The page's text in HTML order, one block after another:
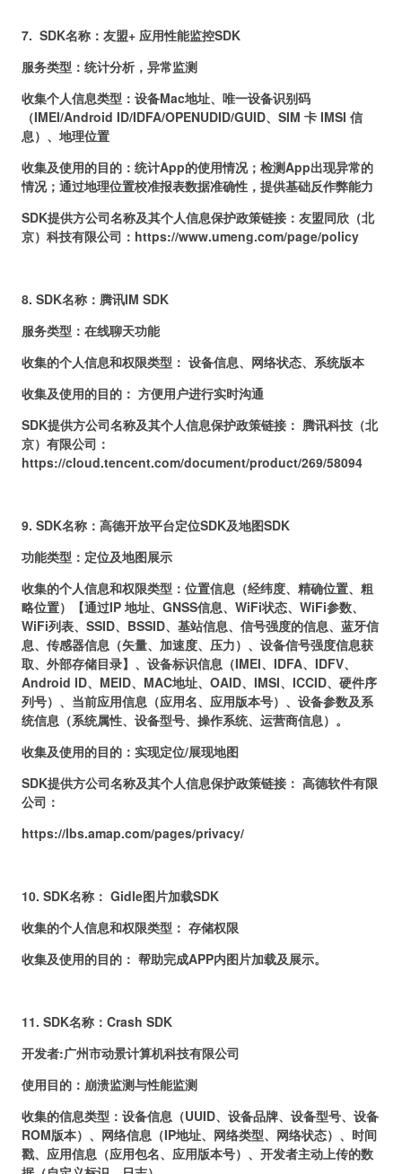
7. SDK名称： 友盟+ 应用性能监控SDK
服务类型：统计分析，异常监测
收集个人信息类型：设备Mac地址、唯一设备识别码
（IMEI/Android ID/IDFA/OPENUDID/GUID、SIM 卡 IMSI 信
息） 、地理位置
收集及使用的目的： 统计App的使用情况；检测App出现异常的
情况；通过地理位置校准报表数据准确性，提供基础反作弊能力
SDK提供方公司名称及其个人信息保护政策链接：友盟同欣（北
京）科技有限公司： https://www.umeng.com/page/policy
8. SDK名称： 腾讯IM SDK
服务类型： 在线聊天功能
收集的个人信息和权限类型： 设备信息、网络状态、系统版本
收集及使用的目的： 方便用户进行实时沟通
SDK提供方公司名称及其个人信息保护政策链接： 腾讯科技（北
京）有限公司：
https://cloud.tencent.com/document/product/269/58094
9. SDK名称： 高德开放平台定位SDK及地图SDK
功能类型：定位及地图展示
收集的个人信息和权限类型： 位置信息（经纬度、精确位置、粗
略位置）【通过IP 地址、GNSS信息、WiFi状态、WiFi参数、
WiFi列表、SSID、BSSID、基站信息、信号强度的信息、蓝牙信
息、传感器信息（矢量、加速度、压力）、设备信号强度信息获
取、外部存储目录】、设备标识信息（IMEI、IDFA、IDFV、
Android ID、MEID、MAC地址、OAID、IMSI、ICCID、硬件序
列号）、当前应用信息（应用名、应用版本号）、设备参数及系
统信息（系统属性、设备型号、操作系统、运营商信息）。
收集及使用的目的： 实现定位/展现地图
SDK提供方公司名称及其个人信息保护政策链接： 高德软件有限
公司 ：
https://lbs.amap.com/pages/privacy/
10. SDK名称： Gidle图片加载SDK
收集的个人信息和权限类型： 存储权限
收集及使用的目的： 帮助完成APP内图片加载及展示。
11. SDK名称：Crash SDK
开发者:广州市动景计算机科技有限公司
使用目的：崩溃监测与性能监测
收集的信息类型：设备信息（UUID、设备品牌、设备型号、设备
ROM版本）、网络信息（IP地址、网络类型、网络状态）、时间
戳、应用信息（应用包名、应用版本号）、开发者主动上传的数